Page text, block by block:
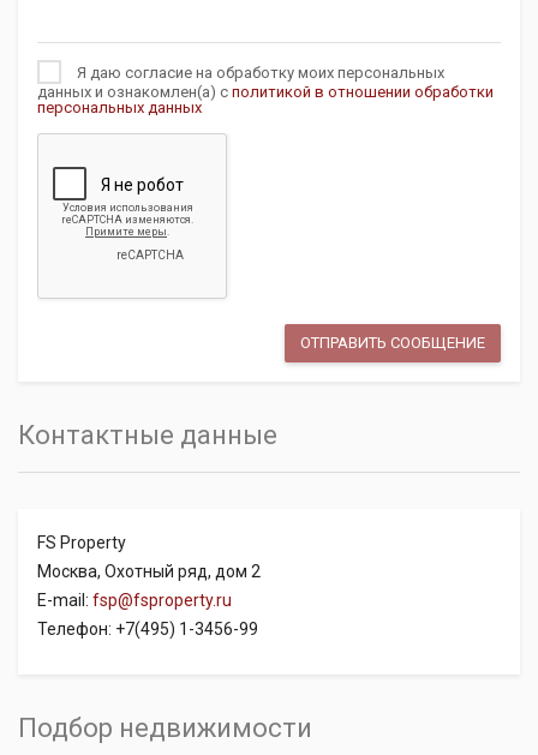
Я даю согласие на обработку моих персональных
данных и ознакомлен(а) с политикой в отношении обработки
персональных данных
Контактные данные
FS Property
Москва, Охотный ряд, дом 2
E-mail: fsp@fsproperty.ru
Телефон: +7(495) 1-3456-99
Подбор недвижимости